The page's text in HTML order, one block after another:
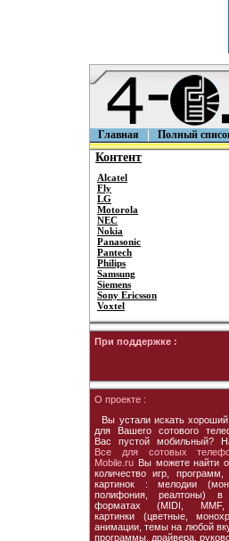
Главная Полный
Контент
Alcatel
Fly
LG
Motorola
NEC
Nokia
Panasonic
Pantech
Philips
Samsung
Siemens
Sony Ericsson
Voxtel
При поддержке :
О проекте :
Вы устали искать хороший
для Вашего сотового
Вас пустой мобильный?
Все для сотовых
Mobile.ru Вы можете найти
количество игр, программ,
картинок : мелодии
полифония, реалтоны) в
форматах (MIDI, MMF,
картинки (цветные,
анимации, темы на любой
программы, драйвера,